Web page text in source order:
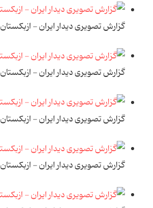
گزارش تصویری دیدار ایران - ازبکستان
گزارش تصویری دیدار ایران - ازبکستان
گزارش تصویری دیدار ایران - ازبکستان
گزارش تصویری دیدار ایران - ازبکستان